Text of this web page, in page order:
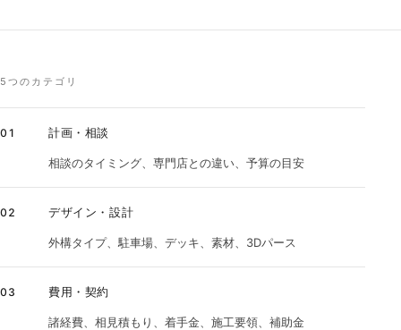
5つのカテゴリ
01 計画・相談
相談のタイミング、専門店との違い、予算の目安
02 デザイン・設計
外構タイプ、駐車場、デッキ、素材、3Dパース
03 費用・契約
諸経費、相見積もり、着手金、施工要領、補助金